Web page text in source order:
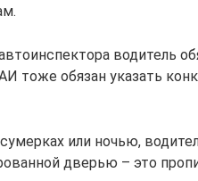
водитель
тоже обязан указать
или ночью,
дверью – это